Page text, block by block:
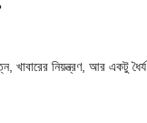
নিয়ন্ত্রণ, আর একটু ধৈর্য